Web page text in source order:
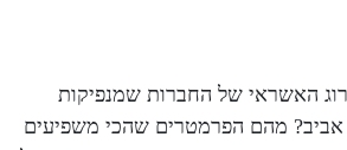
איגרות
החוב
האשראי של החברות שמנפיקות
מהם הפרמטרים שהכי משפיעים